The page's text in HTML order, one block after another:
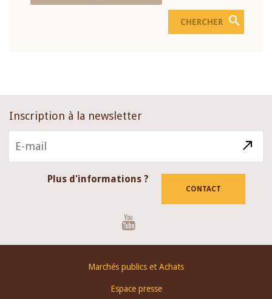
Inscription à la newsletter
Plus d'informations ?
CONTACT
Marchés publics et Achats
Espace presse